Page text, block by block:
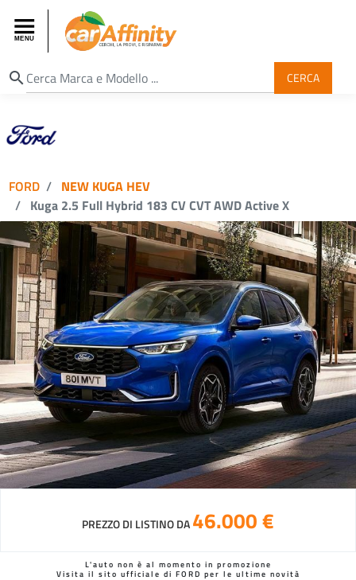
search CERCA
FORD
NEW KUGA HEV
Kuga 2.5 Full Hybrid 183 CV CVT AWD Active X
PREZZO DI LISTINO DA46.000 €
L'auto non è al momento in promozione
Visita il sito ufficiale di FORD per le ultime novità